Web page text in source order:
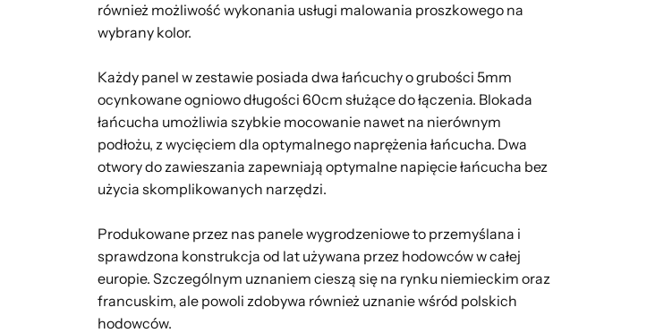
również możliwość wykonania usługi malowania proszkowego na
wybrany kolor.
Każdy panel w zestawie posiada dwa łańcuchy o grubości 5mm
ocynkowane ogniowo długości 60cm służące do łączenia. Blokada
łańcucha umożliwia szybkie mocowanie nawet na nierównym
podłożu, z wycięciem dla optymalnego naprężenia łańcucha. Dwa
otwory do zawieszania zapewniają optymalne napięcie łańcucha bez
użycia skomplikowanych narzędzi.
Produkowane przez nas panele wygrodzeniowe to przemyślana i
sprawdzona konstrukcja od lat używana przez hodowców w całej
europie. Szczególnym uznaniem cieszą się na rynku niemieckim oraz
francuskim, ale powoli zdobywa również uznanie wśród polskich
hodowców.